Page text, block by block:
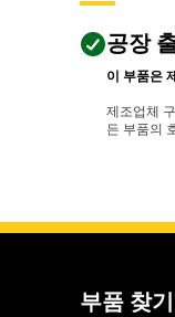
공장
이 부품은
제조업체
든 부품의
부품 찾기